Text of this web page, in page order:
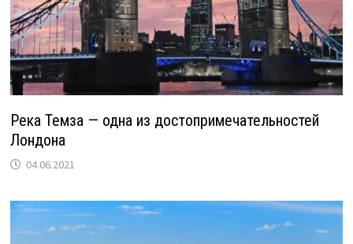
Река Темза — одна из достопримечательностей
Лондона
04.06.2021